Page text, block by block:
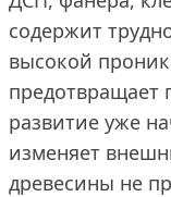
содержит
высокой
предотвращает
развитие уже
изменяет
древесины не